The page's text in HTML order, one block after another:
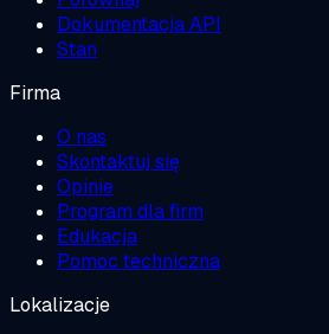
Dokumentacja API
Stan
Firma
O nas
Skontaktuj się
Opinie
Program dla firm
Edukacja
Pomoc techniczna
Lokalizacje